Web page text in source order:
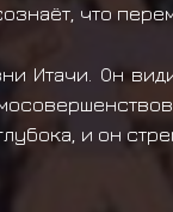
что
Итачи. Он
и он